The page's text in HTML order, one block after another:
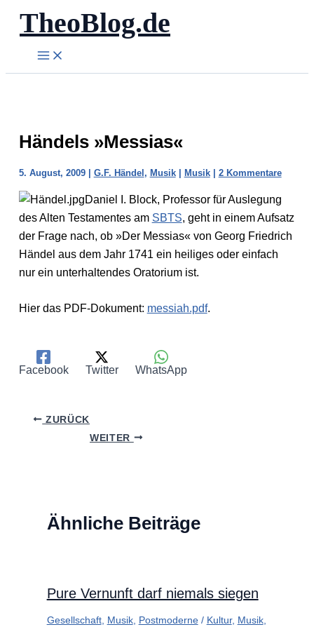
Zum
Inhalt
springen
TheoBlog.de
Händels »Messias«
5. August, 2009 | G.F. Händel, Musik| Musik| 2 Kommentare
Daniel I. Block, Professor für Auslegung
des Alten Testamentes am SBTS, geht in einem Aufsatz
der Frage nach, ob »Der Messias« von Georg Friedrich
Händel aus dem Jahr 1741 ein heiliges oder einfach
nur ein unterhaltendes Oratorium ist.
Hier das PDF-Dokument: messiah.pdf.
Facebook Twitter WhatsApp
ZURÜCK
WEITER
Ähnliche Beiträge
Pure Vernunft darf niemals siegen
Gesellschaft, Musik, Postmoderne/ Kultur, Musik,